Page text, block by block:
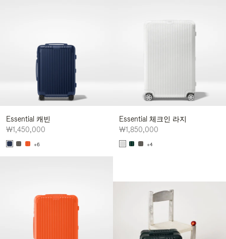
Essential 캐빈
₩1,450,000
+6
Essential 체크인 라지
₩1,850,000
+4